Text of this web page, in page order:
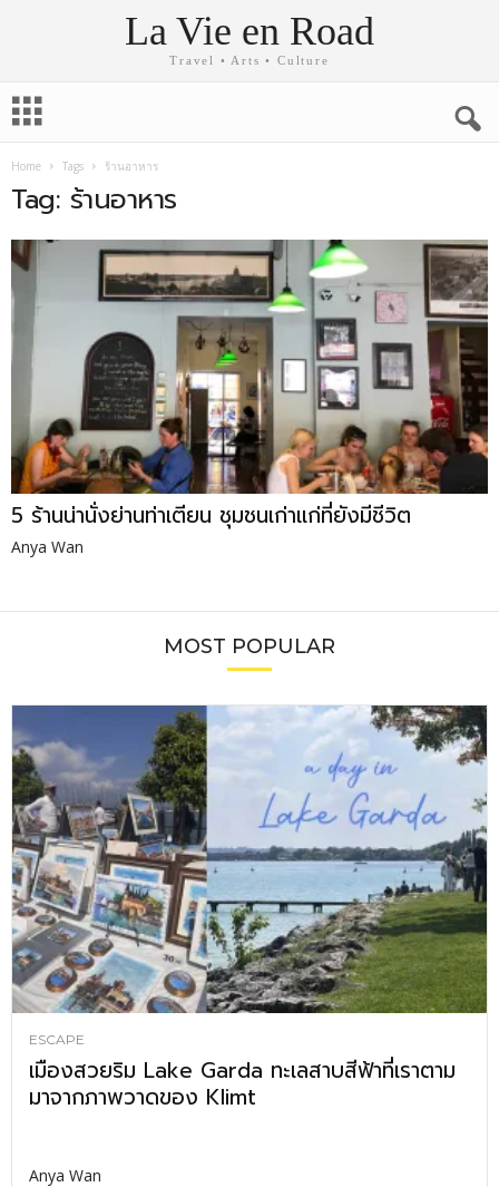
La Vie en Road
Travel • Arts • Culture
Home Tags ร้านอาหาร
Tag: ร้านอาหาร
5 ร้านน่านั่งย่านท่าเตียน ชุมชนเก่าแก่ที่ยังมีชีวิต
Anya Wan
MOST POPULAR
ESCAPE
เมืองสวยริม Lake Garda ทะเลสาบสีฟ้าที่เราตาม
มาจากภาพวาดของ Klimt
Anya Wan